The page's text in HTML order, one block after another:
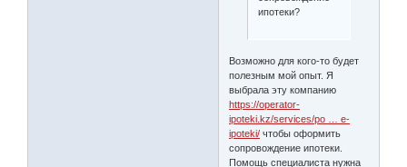
ипотеки?
Возможно для кого-то будет
полезным мой опыт. Я
выбрала эту компанию
https://operator-
ipoteki.kz/services/po … e-
ipoteki/ чтобы оформить
сопровождение ипотеки.
Помощь специалиста нужна